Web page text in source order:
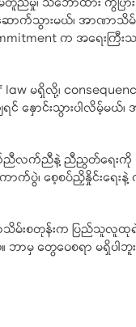
ညီမှု၊ သဘောထား ကွဲပြား
ောက်သွားမယ်၊ အာဏာသိမ်
က အရေးကြီးသ
မရှိလို့၊
နှောင်းသွားပါလိမ့်မယ်၊
တက်ညီလက်ညီနဲ့ ညီညွတ်ရေးကို
က်ပွဲ၊ စေ့စပ်ညှိနှိုင်းရေးနဲ့
ာသိမ်းစတုန်းက ပြည်သူလူထု
တွေဝေစရာ မရှိပါဘူး